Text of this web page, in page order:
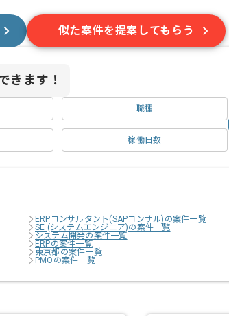
似た案件を提案してもらう
きます！
職種
稼働日数
ERPコンサルタント(SAPコンサル)の案件一覧
SE (システムエンジニア)の案件一覧
システム開発の案件一覧
ERPの案件一覧
東京都の案件一覧
PMOの案件一覧